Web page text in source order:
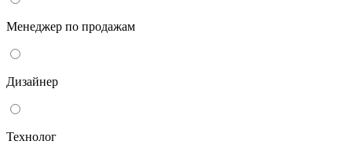
Менеджер по продажам
Дизайнер
Технолог